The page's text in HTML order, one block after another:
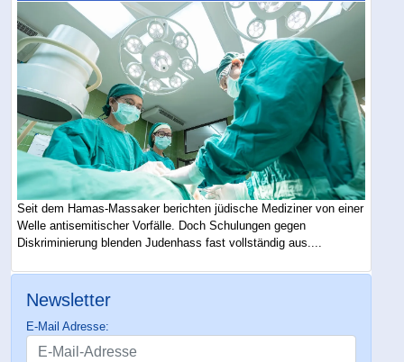
Seit dem Hamas-Massaker berichten jüdische Mediziner von einer
Welle antisemitischer Vorfälle. Doch Schulungen gegen
Diskriminierung blenden Judenhass fast vollständig aus....
Newsletter
E-Mail Adresse: